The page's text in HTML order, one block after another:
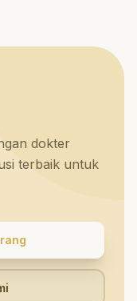
dokter
terbaik untuk